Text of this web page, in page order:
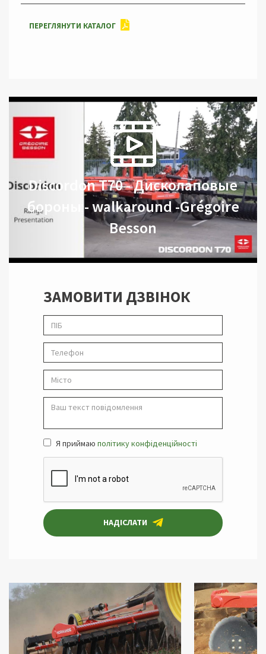
ПЕРЕГЛЯНУТИ КАТАЛОГ
Discordon T70 - Дисколаповые
бороны - walkaround -Grégoire
Besson
ЗАМОВИТИ ДЗВІНОК
Я приймаю політику конфіденційності